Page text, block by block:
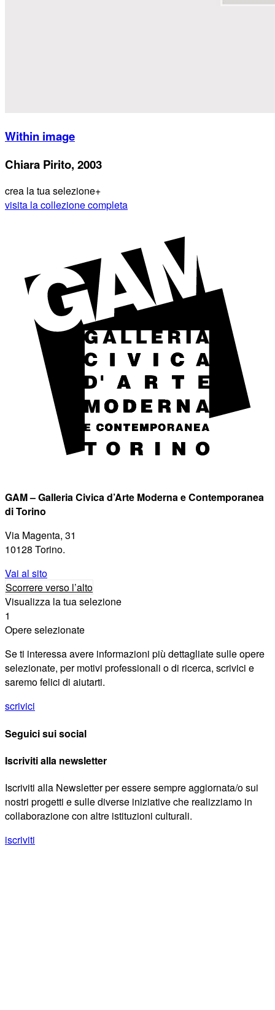
Within image
Chiara Pirito, 2003
crea la tua selezione+
visita la collezione completa
GAM – Galleria Civica d’Arte Moderna e Contemporanea
di Torino
Via Magenta, 31
10128 Torino.
Vai al sito
Scorrere verso l’alto
Visualizza la tua selezione
1
Opere selezionate
Se ti interessa avere informazioni più dettagliate sulle opere
selezionate, per motivi professionali o di ricerca, scrivici e
saremo felici di aiutarti.
scrivici
Seguici sui social
Iscriviti alla newsletter
Iscriviti alla Newsletter per essere sempre aggiornata/o sui
nostri progetti e sulle diverse iniziative che realizziamo in
collaborazione con altre istituzioni culturali.
iscriviti